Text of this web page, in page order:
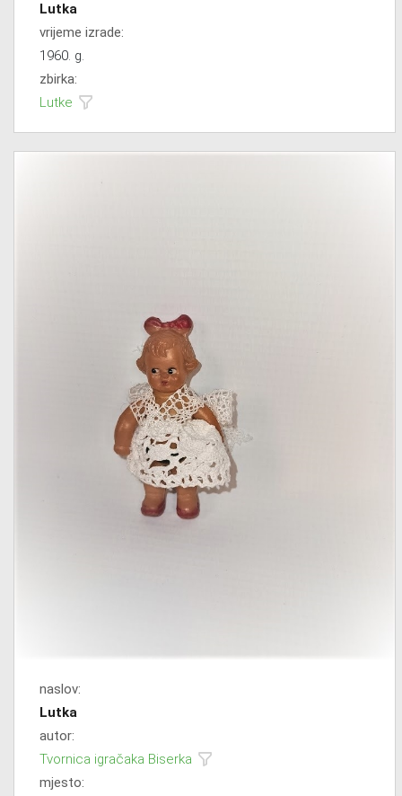
Lutka
vrijeme izrade:
1960. g.
zbirka:
Lutke
naslov:
Lutka
autor:
Tvornica igračaka Biserka
mjesto: